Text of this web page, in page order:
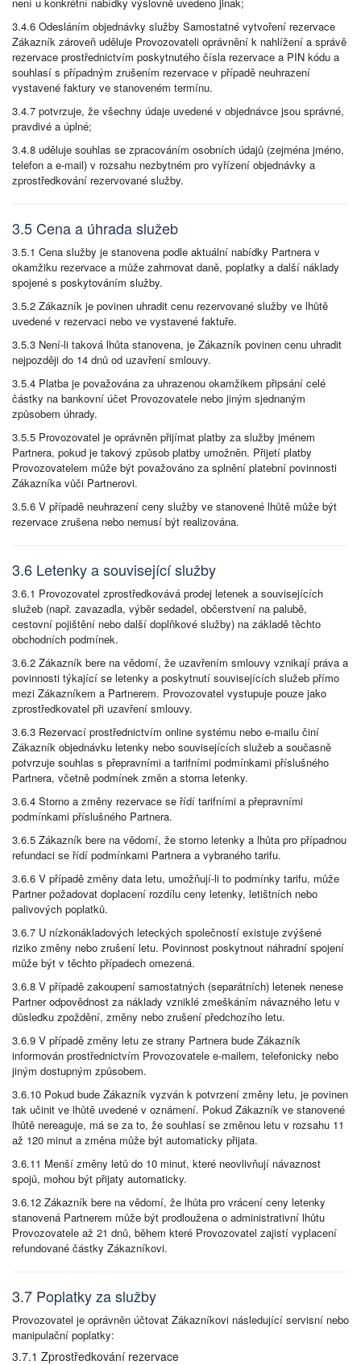
3.4.6 Odesláním objednávky služby Samostatné vytvoření rezervace
Zákazník zároveň uděluje Provozovateli oprávnění k nahlížení a správě
rezervace prostřednictvím poskytnutého čísla rezervace a PIN kódu a
souhlasí s případným zrušením rezervace v případě neuhrazení
vystavené faktury ve stanoveném termínu.
3.4.7 potvrzuje, že všechny údaje uvedené v objednávce jsou správné,
pravdivé a úplné;
3.4.8 uděluje souhlas se zpracováním osobních údajů (zejména jméno,
telefon a e-mail) v rozsahu nezbytném pro vyřízení objednávky a
zprostředkování rezervované služby.
3.5 Cena a úhrada služeb
3.5.1 Cena služby je stanovena podle aktuální nabídky Partnera v
okamžiku rezervace a může zahrnovat daně, poplatky a další náklady
spojené s poskytováním služby.
3.5.2 Zákazník je povinen uhradit cenu rezervované služby ve lhůtě
uvedené v rezervaci nebo ve vystavené faktuře.
3.5.3 Není-li taková lhůta stanovena, je Zákazník povinen cenu uhradit
nejpozději do 14 dnů od uzavření smlouvy.
3.5.4 Platba je považována za uhrazenou okamžikem připsání celé
částky na bankovní účet Provozovatele nebo jiným sjednaným
způsobem úhrady.
3.5.5 Provozovatel je oprávněn přijímat platby za služby jménem
Partnera, pokud je takový způsob platby umožněn. Přijetí platby
Provozovatelem může být považováno za splnění platební povinnosti
Zákazníka vůči Partnerovi.
3.5.6 V případě neuhrazení ceny služby ve stanovené lhůtě může být
rezervace zrušena nebo nemusí být realizována.
3.6 Letenky a související služby
3.6.1 Provozovatel zprostředkovává prodej letenek a souvisejících
služeb (např. zavazadla, výběr sedadel, občerstvení na palubě,
cestovní pojištění nebo další doplňkové služby) na základě těchto
obchodních podmínek.
3.6.2 Zákazník bere na vědomí, že uzavřením smlouvy vznikají práva a
povinnosti týkající se letenky a poskytnutí souvisejících služeb přímo
mezi Zákazníkem a Partnerem. Provozovatel vystupuje pouze jako
zprostředkovatel při uzavření smlouvy.
3.6.3 Rezervací prostřednictvím online systému nebo e-mailu činí
Zákazník objednávku letenky nebo souvisejících služeb a současně
potvrzuje souhlas s přepravními a tarifními podmínkami příslušného
Partnera, včetně podmínek změn a storna letenky.
3.6.4 Storno a změny rezervace se řídí tarifními a přepravními
podmínkami příslušného Partnera.
3.6.5 Zákazník bere na vědomí, že storno letenky a lhůta pro případnou
refundaci se řídí podmínkami Partnera a vybraného tarifu.
3.6.6 V případě změny data letu, umožňují-li to podmínky tarifu, může
Partner požadovat doplacení rozdílu ceny letenky, letištních nebo
palivových poplatků.
3.6.7 U nízkonákladových leteckých společností existuje zvýšené
riziko změny nebo zrušení letu. Povinnost poskytnout náhradní spojení
může být v těchto případech omezená.
3.6.8 V případě zakoupení samostatných (separátních) letenek nenese
Partner odpovědnost za náklady vzniklé zmeškáním návazného letu v
důsledku zpoždění, změny nebo zrušení předchozího letu.
3.6.9 V případě změny letu ze strany Partnera bude Zákazník
informován prostřednictvím Provozovatele e-mailem, telefonicky nebo
jiným dostupným způsobem.
3.6.10 Pokud bude Zákazník vyzván k potvrzení změny letu, je povinen
tak učinit ve lhůtě uvedené v oznámení. Pokud Zákazník ve stanovené
lhůtě nereaguje, má se za to, že souhlasí se změnou letu v rozsahu 11
až 120 minut a změna může být automaticky přijata.
3.6.11 Menší změny letů do 10 minut, které neovlivňují návaznost
spojů, mohou být přijaty automaticky.
3.6.12 Zákazník bere na vědomí, že lhůta pro vrácení ceny letenky
stanovená Partnerem může být prodloužena o administrativní lhůtu
Provozovatele až 21 dnů, během které Provozovatel zajistí vyplacení
refundované částky Zákazníkovi.
3.7 Poplatky za služby
Provozovatel je oprávněn účtovat Zákazníkovi následující servisní nebo
manipulační poplatky:
3.7.1 Zprostředkování rezervace